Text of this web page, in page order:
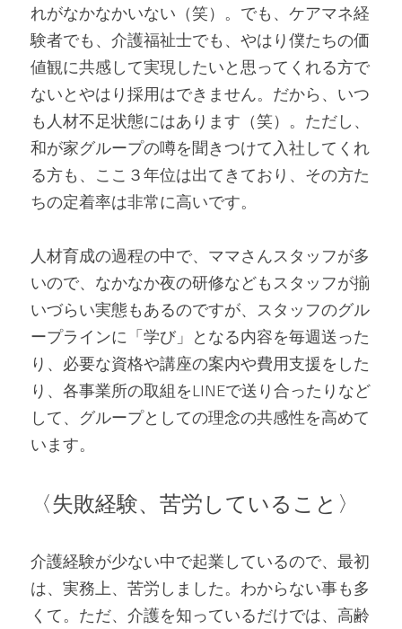
れがなかなかいない（笑）。でも、ケアマネ経
験者でも、介護福祉士でも、やはり僕たちの価
値観に共感して実現したいと思ってくれる方で
ないとやはり採用はできません。だから、いつ
も人材不足状態にはあります（笑）。ただし、
和が家グループの噂を聞きつけて入社してくれ
る方も、ここ３年位は出てきており、その方た
ちの定着率は非常に高いです。
人材育成の過程の中で、ママさんスタッフが多
いので、なかなか夜の研修などもスタッフが揃
いづらい実態もあるのですが、スタッフのグル
ープラインに「学び」となる内容を毎週送った
り、必要な資格や講座の案内や費用支援をした
り、各事業所の取組をLINEで送り合ったりなど
して、グループとしての理念の共感性を高めて
います。
〈失敗経験、苦労していること〉
介護経験が少ない中で起業しているので、最初
は、実務上、苦労しました。わからない事も多
くて。ただ、介護を知っているだけでは、高齢